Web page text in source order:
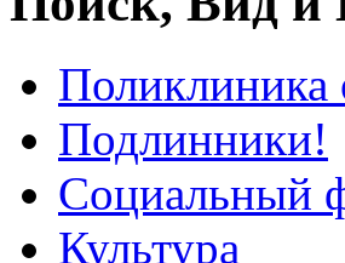
Поликлиника
Подлинники!
Социальный
Культура